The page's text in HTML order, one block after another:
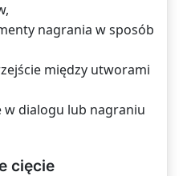
nagrania w sposób
między utworami
w dialogu lub nagraniu
cięcie